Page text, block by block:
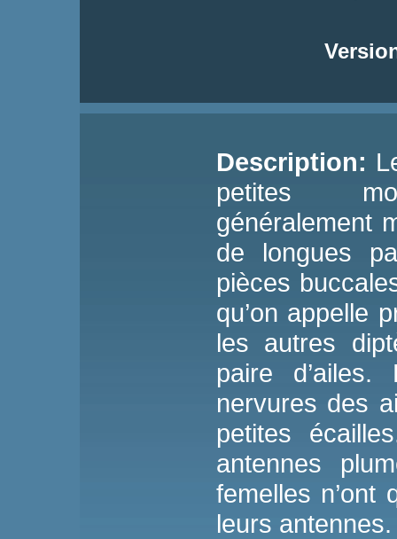
Description:
petites
généralement
de longues
pièces
qu’on appelle
les autres
paire
nervures des
petites
antennes
femelles n’ont
leurs antennes.